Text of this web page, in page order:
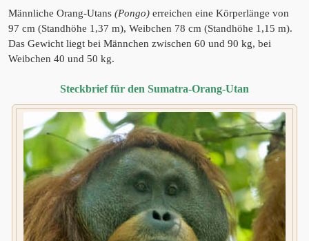
Männliche Orang-Utans (Pongo) erreichen eine Körperlänge von
97 cm (Standhöhe 1,37 m), Weibchen 78 cm (Standhöhe 1,15 m).
Das Gewicht liegt bei Männchen zwischen 60 und 90 kg, bei
Weibchen 40 und 50 kg.
Steckbrief für den Sumatra-Orang-Utan